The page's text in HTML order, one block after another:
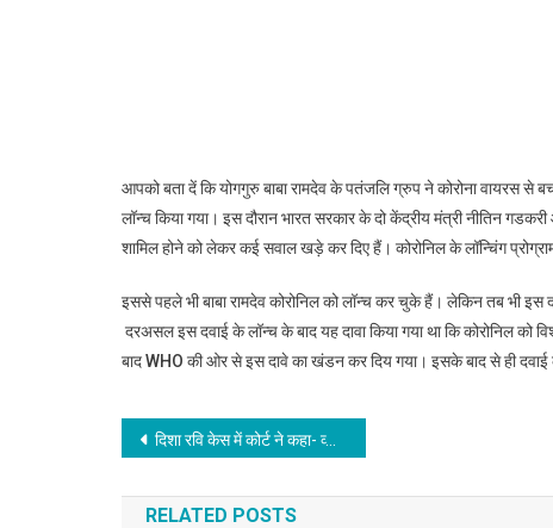
आपको बता दें कि योगगुरु बाबा रामदेव के पतंजलि ग्रुप ने कोरोना वायरस से
लॉन्च किया गया। इस दौरान भारत सरकार के दो केंद्रीय मंत्री नीतिन
शामिल होने को लेकर कई सवाल खड़े कर दिए हैं। कोरोनिल के लॉन्चिंग
इससे पहले भी बाबा रामदेव कोरोनिल को लॉन्च कर चुके हैं। लेकिन तब भी इस
दरअसल इस दवाई के लॉन्च के बाद यह दावा किया गया था कि कोरोनिल
बाद WHO की ओर से इस दावे का खंडन कर दिय गया। इसके बाद से ही दवाई
Post
navigation
दिशा रवि केस में कोर्ट ने कहा- व्हाट्सएप ग्रुप बनाना या हानिरहित टूलकिट का एडिटर होना अपराध नहीं
RELATED POSTS